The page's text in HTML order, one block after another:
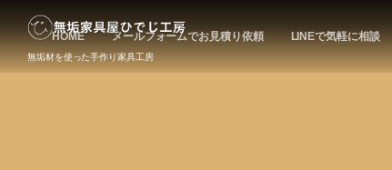
無垢材を使った手作り家具工房
HOME メールフォームでお見積り依頼 LINEで気軽に相談